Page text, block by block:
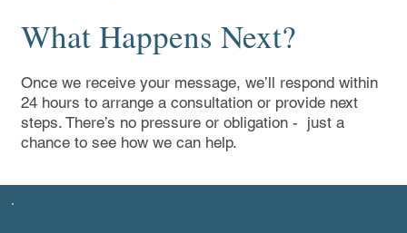
What Happens Next?
Once we receive your message, we’ll respond within
24 hours to arrange a consultation or provide next
steps. There’s no pressure or obligation - just a
chance to see how we can help.